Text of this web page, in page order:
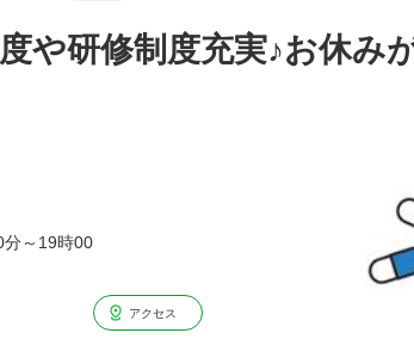
や研修制度充実♪お休み
分～19時00
アクセス